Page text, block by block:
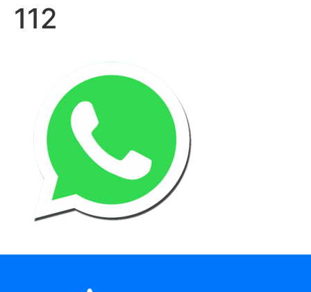
112